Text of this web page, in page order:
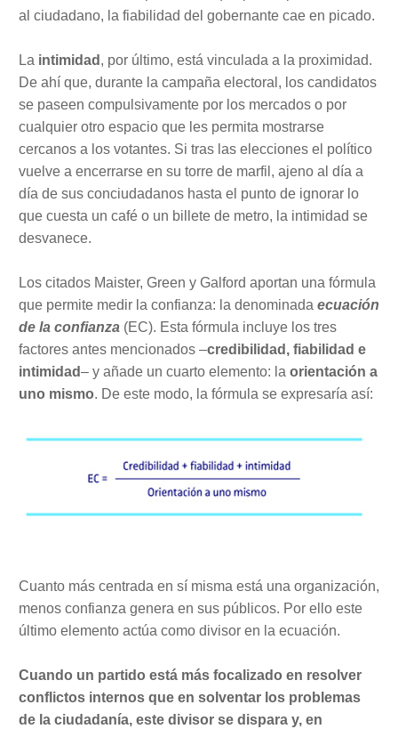
al ciudadano, la fiabilidad del gobernante cae en picado.
La intimidad , por último, está vinculada a la proximidad.
De ahí que, durante la campaña electoral, los candidatos
se paseen compulsivamente por los mercados o por
cualquier otro espacio que les permita mostrarse
cercanos a los votantes. Si tras las elecciones el político
vuelve a encerrarse en su torre de marfil, ajeno al día a
día de sus conciudadanos hasta el punto de ignorar lo
que cuesta un café o un billete de metro, la intimidad se
desvanece.
Los citados Maister, Green y Galford aportan una fórmula
que permite medir la confianza: la denominada ecuación
de la confianza (EC). Esta fórmula incluye los tres
factores antes mencionados –credibilidad, fiabilidad e
intimidad– y añade un cuarto elemento: la orientación a
uno mismo. De este modo, la fórmula se expresaría así:
Cuanto más centrada en sí misma está una organización,
menos confianza genera en sus públicos. Por ello este
último elemento actúa como divisor en la ecuación.
Cuando un partido está más focalizado en resolver
conflictos internos que en solventar los problemas
de la ciudadanía, este divisor se dispara y, en